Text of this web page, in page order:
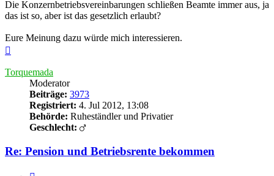
Die Konzernbetriebsvereinbarungen schließen Beamte immer aus, ja
das ist so, aber ist das gesetzlich erlaubt?
Eure Meinung dazu würde mich interessieren.
Torquemada
Moderator
Beiträge: 3973
Registriert: 4. Jul 2012, 13:08
Behörde: Ruheständler und Privatier
Geschlecht:
Re: Pension und Betriebsrente bekommen